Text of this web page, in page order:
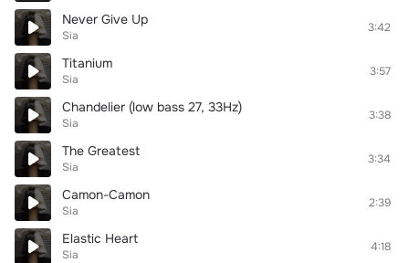
Never Give Up
Sia
3:42
Titanium
Sia
3:57
Chandelier (low bass 27, 33Hz)
Sia
3:38
The Greatest
Sia
3:34
Camon-Camon
Sia
2:39
Elastic Heart
Sia
4:18